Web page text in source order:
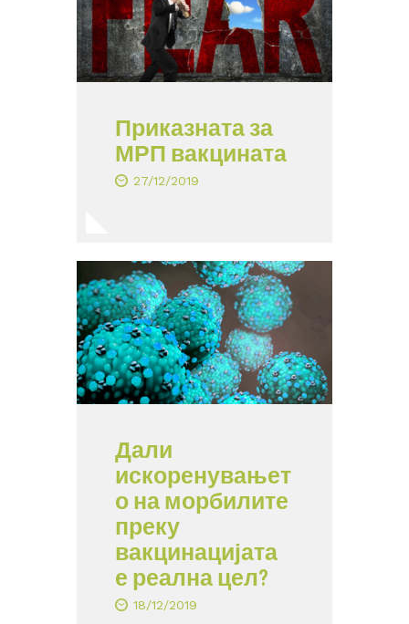
Приказната за
МРП вакцината
27/12/2019
Дали
искоренувањет
о на морбилите
преку
вакцинацијата
е реална цел?
18/12/2019